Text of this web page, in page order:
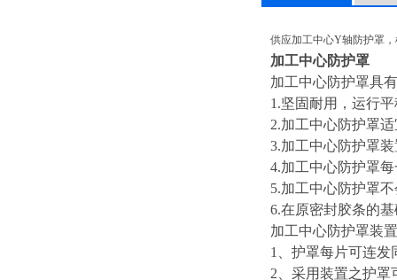
供应加工中心Y轴防护罩
加工中心防护罩
加工中心防护罩具
1.坚固耐用，运行
2.加工中心防护罩
3.加工中心防护罩
4.加工中心防护罩
5.加工中心防护罩
6.在原密封胶条的
加工中心防护罩装
1
、护罩每片可连
2 、采用装置之护